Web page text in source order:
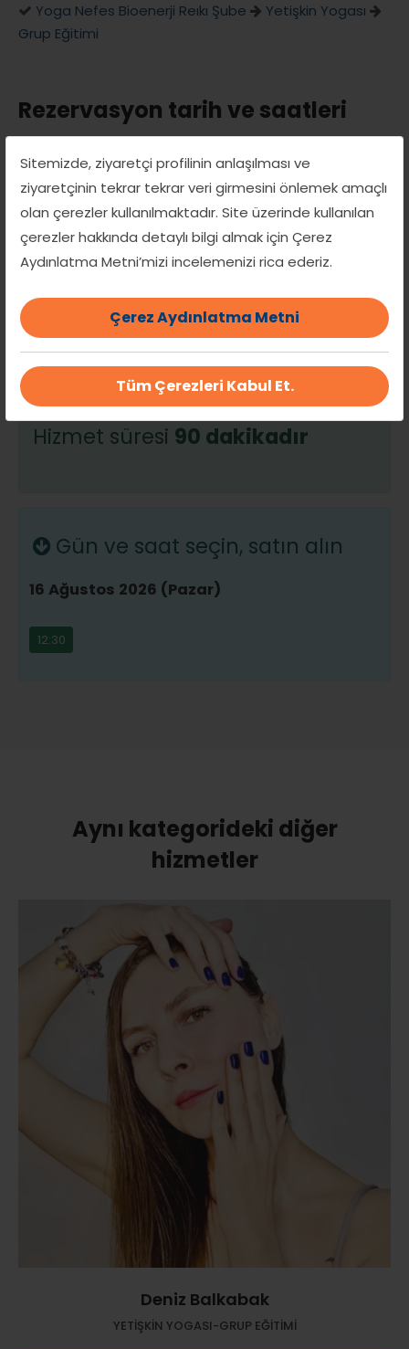
Sitemizde, ziyaretçi profilinin anlaşılması ve
ziyaretçinin tekrar tekrar veri girmesini önlemek amaçlı
olan çerezler kullanılmaktadır. Site üzerinde kullanılan
çerezler hakkında detaylı bilgi almak için Çerez
Aydınlatma Metni’mizi incelemenizi rica ederiz.
Çerez Aydınlatma Metni
Tüm Çerezleri Kabul Et.
Yoga Nefes Bioenerji Reıkı Şube
Yetişkin Yogası
Grup Eğitimi
Rezervasyon tarih ve saatleri
Bu Grup/Atölye/Seminer
başına 50 kişilik kontenjanla
sınırlıdır.
Hizmet süresi 90 dakikadır
Gün ve saat seçin, satın alın
16 Ağustos 2026 (Pazar)
12:30
Aynı kategorideki diğer
hizmetler
Deniz Balkabak
YETİŞKİN YOGASI-GRUP EĞİTİMİ